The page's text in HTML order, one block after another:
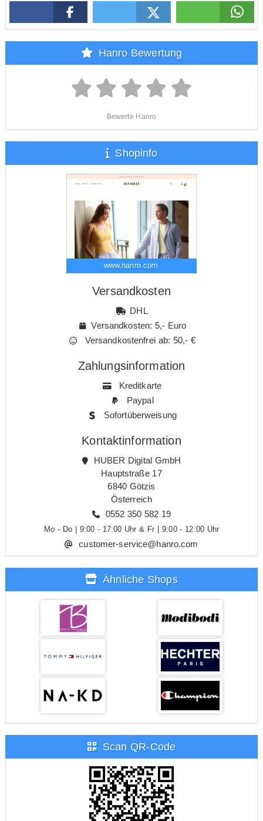
Hanro Bewertung
Bewerte Hanro
Shopinfo
www.hanro.com
Versandkosten
DHL
Versandkosten: 5,- Euro
Versandkostenfrei ab: 50,- €
Zahlungsinformation
Kreditkarte
Paypal
Sofortüberweisung
Kontaktinformation
HUBER Digital GmbH
Hauptstraße 17
6840 Götzis
Österreich
0552 350 582 19
Mo - Do | 9:00 - 17:00 Uhr & Fr | 9:00 - 12:00 Uhr
customer-service@hanro.com
Ähnliche Shops
Scan QR-Code